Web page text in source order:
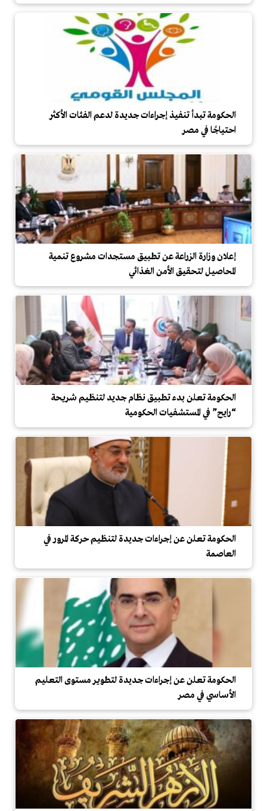
الحكومة تبدأ تنفيذ إجراءات جديدة لدعم الفئات الأكثر
احتياجًا في مصر
إعلان وزارة الزراعة عن تطبيق مستجدات مشروع تنمية
المحاصيل لتحقيق الأمن الغذائي
الحكومة تعلن بدء تطبيق نظام جديد لتنظيم شريحة
“رايح” في المستشفيات الحكومية
الحكومة تعلن عن إجراءات جديدة لتنظيم حركة المرور في
العاصمة
الحكومة تعلن عن إجراءات جديدة لتطوير مستوى التعليم
الأساسي في مصر